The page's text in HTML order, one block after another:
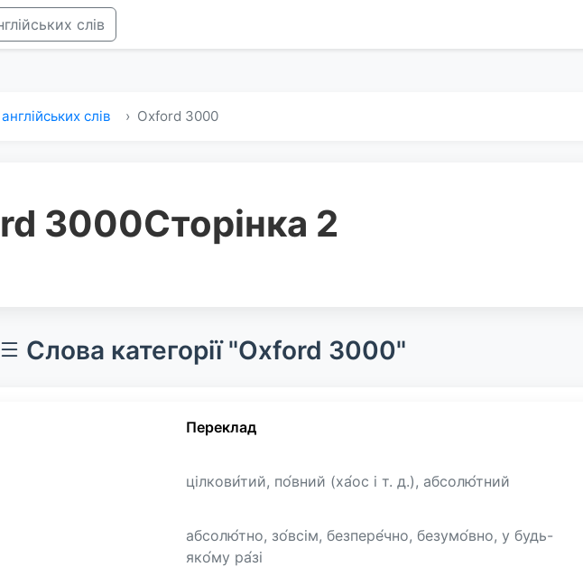
слів
слів Oxford 3000
3000Сторінка 2
Слова категорії "Oxford 3000"
Переклад
цілкови́тий, по́вний (ха́ос і т. д.), абсолю́тний
абсолю́тно, зо́всім, безпере́чно, безумо́вно, у будь-
яко́му ра́зі